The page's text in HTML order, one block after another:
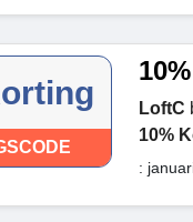
LoftC
10%
: